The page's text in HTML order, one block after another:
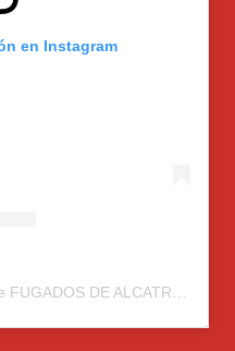
en Instagram